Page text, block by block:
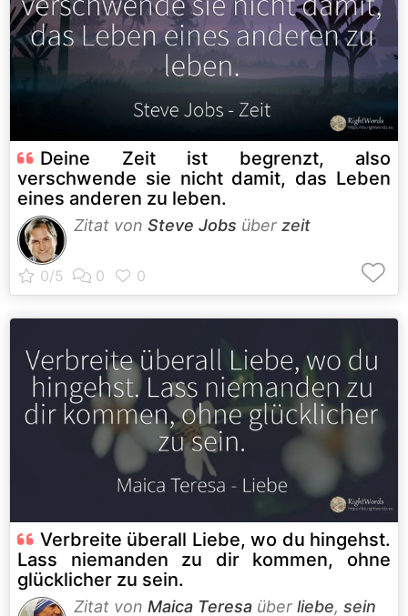
Deine Zeit ist begrenzt, also
verschwende sie nicht damit, das Leben
eines anderen zu leben.
Zitat von Steve Jobs über zeit
Verbreite überall Liebe, wo du hingehst.
Lass niemanden zu dir kommen, ohne
glücklicher zu sein.
Zitat von Maica Teresa über liebe, sein